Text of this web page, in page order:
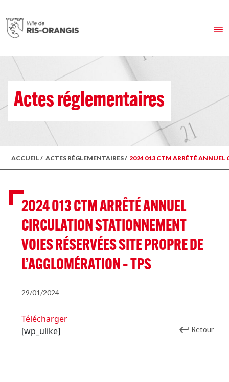
Actes réglementaires
ACCUEIL/ ACTES RÉGLEMENTAIRES/ 2024 013 CTM ARRÊTÉ ANNUEL
2024 013 CTM ARRÊTÉ ANNUEL
CIRCULATION STATIONNEMENT
VOIES RÉSERVÉES SITE PROPRE DE
L’AGGLOMÉRATION – TPS
29/01/2024
Télécharger
[wp_ulike]
Retour